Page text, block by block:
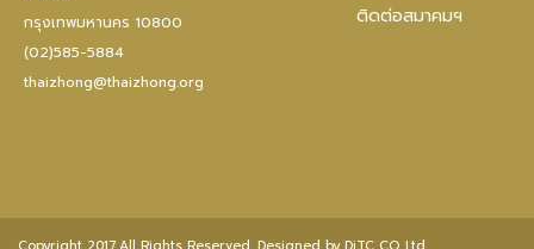
กรุงเทพมหานคร 10800
(02)585-5884
thaizhong@thaizhong.org
ติดต่อสมาคมฯ